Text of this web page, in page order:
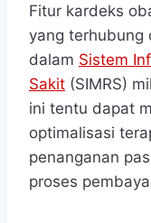
Fitur kardeks
yang terhubung
dalam Sistem
Sakit (SIMRS)
ini tentu dapat
optimalisasi
penanganan
proses